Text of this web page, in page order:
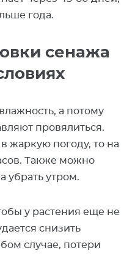
года.
сенажа
а потому
провялиться.
жаркую погоду, то на
Также можно
убрать утром.
у растения еще не
снизить
случае, потери